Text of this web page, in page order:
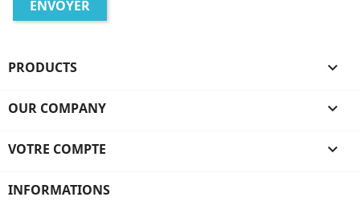
PRODUCTS 
OUR COMPANY 
VOTRE COMPTE 
INFORMATIONS